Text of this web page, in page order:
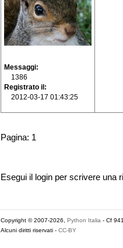
Messaggi
1386
Registrato il
2012-03-17 01:43:25
Pagina: 1
Esegui il login per scrivere una
Copyright © 2007-2026, Python Italia- Cf
Alcuni diritti riservati - CC-BY